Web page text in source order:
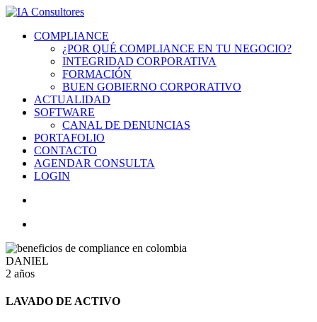
COMPLIANCE
¿POR QUÉ COMPLIANCE EN TU NEGOCIO?
INTEGRIDAD CORPORATIVA
FORMACIÓN
BUEN GOBIERNO CORPORATIVO
ACTUALIDAD
SOFTWARE
CANAL DE DENUNCIAS
PORTAFOLIO
CONTACTO
AGENDAR CONSULTA
LOGIN
DANIEL
2 años
LAVADO DE ACTIVO